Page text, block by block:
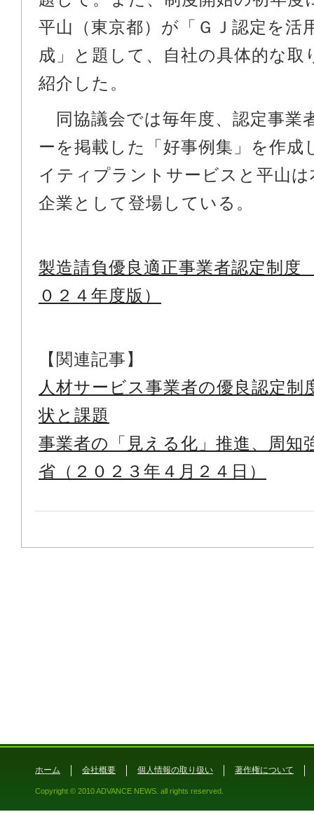
平山（東京都）が「ＧＪ認定を活
成」と題して、自社の具体的な取
紹介した。
同協議会では毎年度、認定事業
ーを掲載した「好事例集」を作成
イティプラントサービスと平山
企業として登場している。
製造請負優良適正事業者認定制
０２４年度版）
【関連記事】
人材サービス事業者の優良認定制
状と課題
事業者の「見える化」推進、周知
省（２０２３年４月２４日）
ホーム 会社概要 個人情報の取り扱い 著作権について
Copyright © 2010 ADVANCE NEWS. all rights reserved.